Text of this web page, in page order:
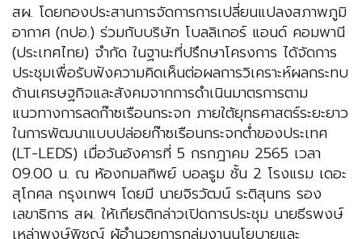
สผ. โดยกองประสานการจัดการการเปลี่ยนแปลงสภาพภูมิ
อากาศ (กปอ.) ร่วมกับบริษัท โบลลิเกอร์ แอนด์ คอมพานี
(ประเทศไทย) จำกัด ในฐานะที่ปรึกษาโครงการ ได้จัดการ
ประชุมเพื่อรับฟังความคิดเห็นต่อผลการวิเคราะห์ผลกระทบ
ด้านเศรษฐกิจและสังคมจากการดำเนินมาตรการตาม
แนวทางการลดก๊าซเรือนกระจก ภายใต้ยุทธศาสตร์ระยะยาว
ในการพัฒนาแบบปล่อยก๊าซเรือนกระจกต่ำของประเทศ
(LT-LEDS) เมื่อวันอังคารที่ 5 กรกฎาคม 2565 เวลา
09.00 น. ณ ห้องกมลทิพย์ บอลรูม ชั้น 2 โรงแรม เดอะ
สุโกศล กรุงเทพฯ โดยมี นายจิรวัฒน์ ระติสุนทร รอง
เลขาธิการ สผ. ให้เกียรติกล่าวเปิดการประชุม นายธีรพงษ์
เหล่าพงษ์พิชญ์ ผู้อำนวยการกลุ่มงานนโยบายและ